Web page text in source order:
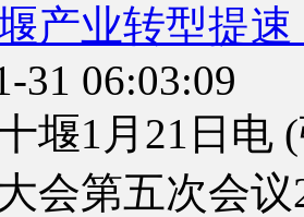
产业转型提速
31 06:03:09
堰1月21日电
会第五次会